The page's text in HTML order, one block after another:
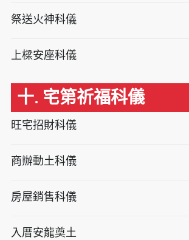
祭送火神科儀
上樑安座科儀
十. 宅第祈福科儀
旺宅招財科儀
商辦動土科儀
房屋銷售科儀
入厝安龍奠土